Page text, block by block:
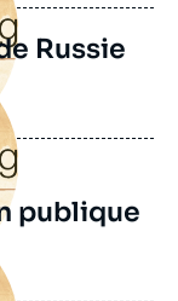
Russie
publique